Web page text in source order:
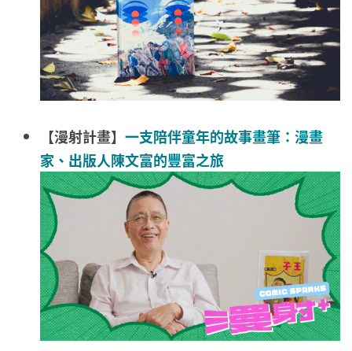
【漫射計畫】 一支陪伴童年的故事畫筆：漫畫
家、出版人陳文富的豐富之旅